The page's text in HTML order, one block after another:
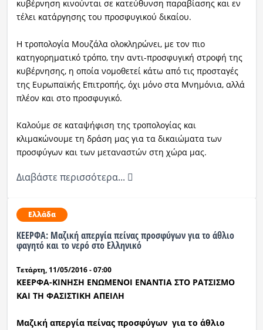
κυβέρνηση κινούνται σε κατεύθυνση παραβίασης και εν
τέλει κατάργησης του προσφυγικού δικαίου.
Η τροπολογία Μουζάλα ολοκληρώνει, με τον πιο
κατηγορηματικό τρόπο, την αντι-προσφυγική στροφή της
κυβέρνησης, η οποία νομοθετεί κάτω από τις προσταγές
της Ευρωπαϊκής Επιτροπής, όχι μόνο στα Μνημόνια, αλλά
πλέον και στο προσφυγικό.
Καλούμε σε καταψήφιση της τροπολογίας και
κλιμακώνουμε τη δράση μας για τα δικαιώματα των
προσφύγων και των μεταναστών στη χώρα μας.
Διαβάστε περισσότερα...
Ελλάδα
ΚΕΕΡΦΑ: Μαζική απεργία πείνας προσφύγων για το άθλιο
φαγητό και το νερό στο Ελληνικό
Τετάρτη, 11/05/2016 - 07:00
ΚΕΕΡΦΑ-ΚΙΝΗΣΗ ΕΝΩΜΕΝΟΙ ΕΝΑΝΤΙΑ ΣΤΟ ΡΑΤΣΙΣΜΟ
ΚΑΙ ΤΗ ΦΑΣΙΣΤΙΚΗ ΑΠΕΙΛΗ
Μαζική απεργία πείνας προσφύγων για το άθλιο